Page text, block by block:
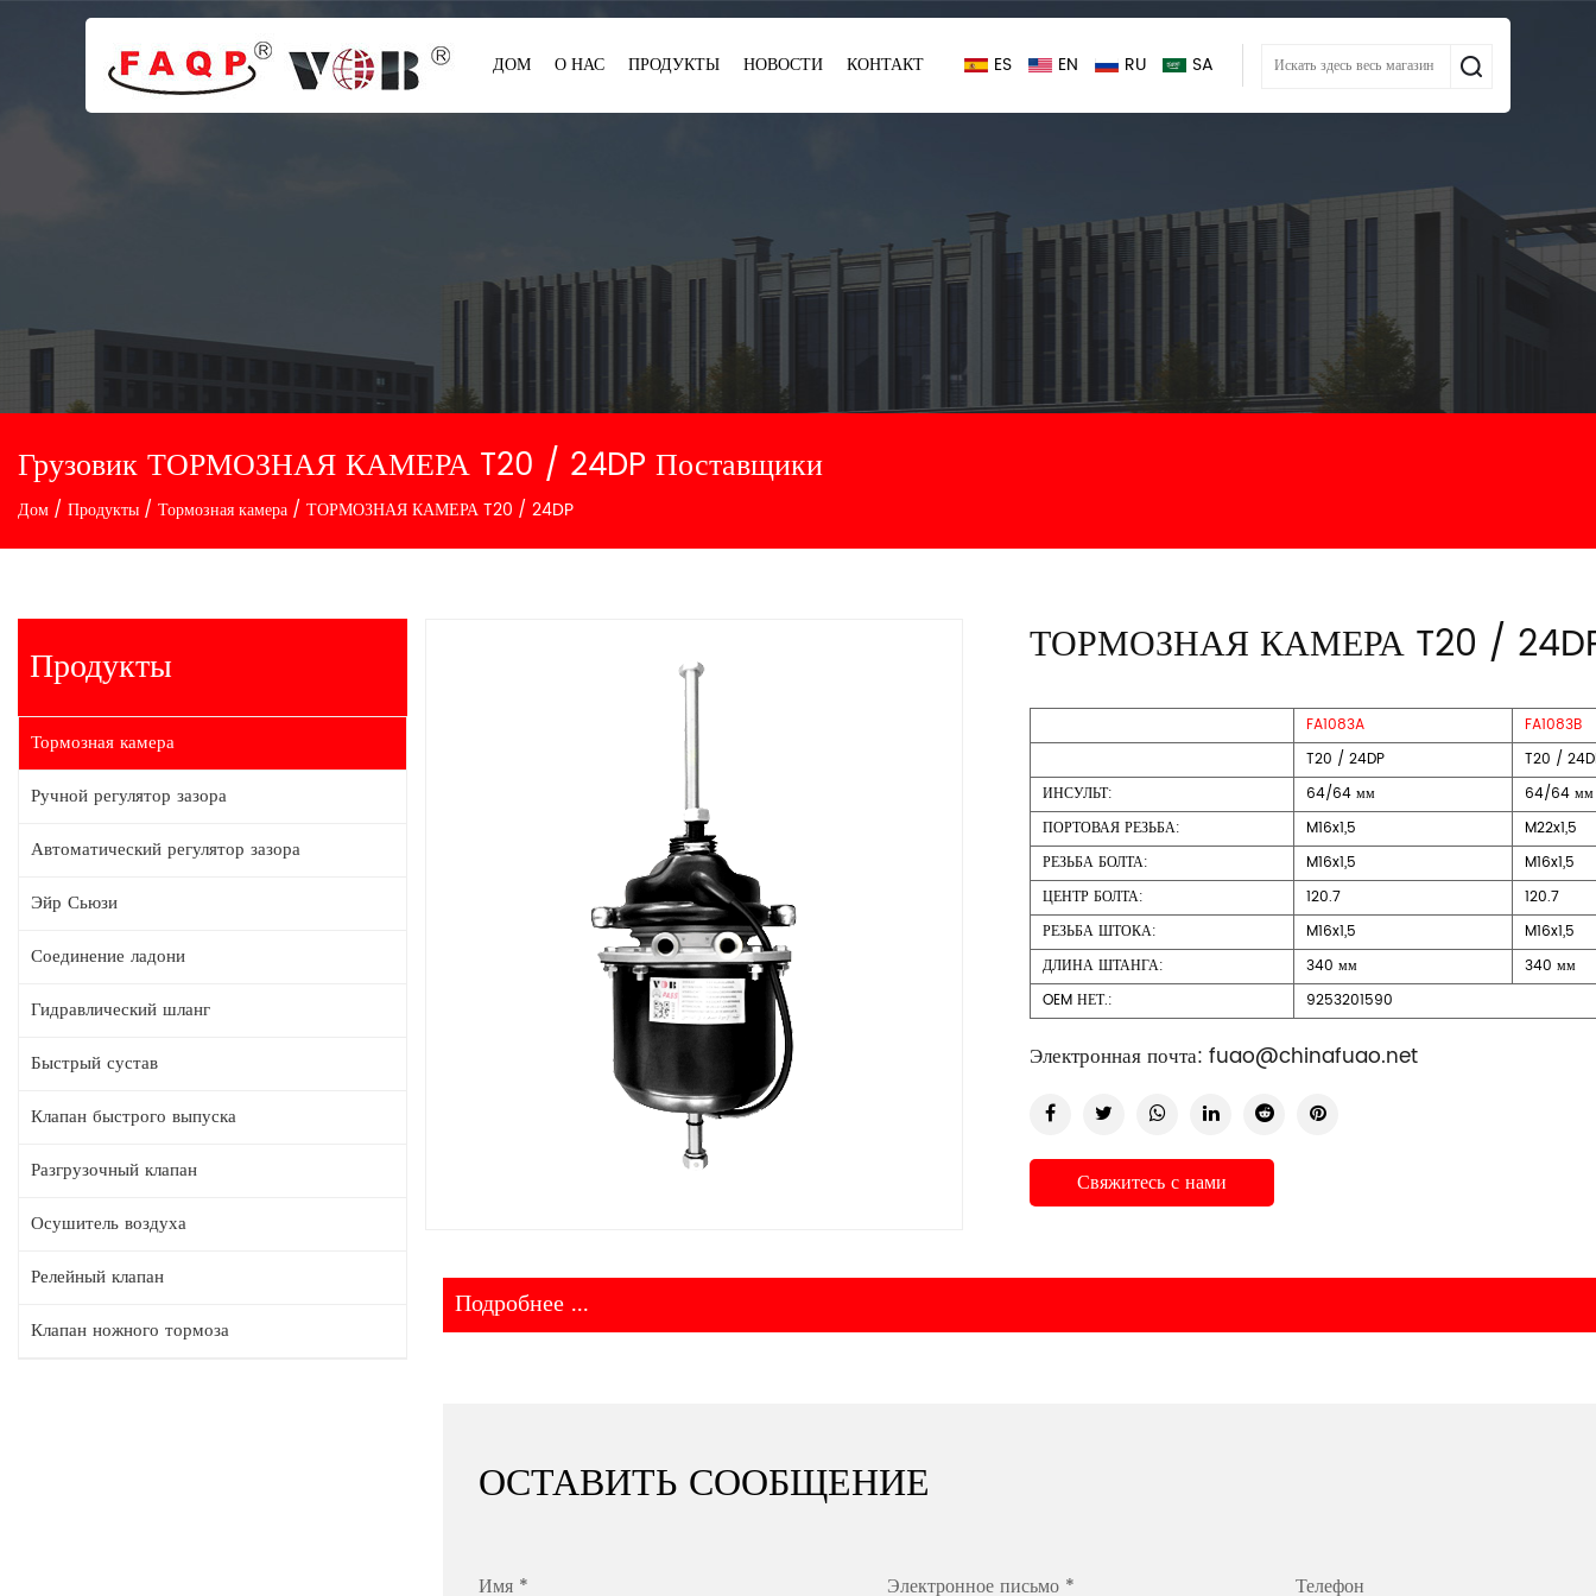
ДОМ О НАС ПРОДУКТЫ НОВОСТИ КОНТАКТ ES EN RU SA
Грузовик ТОРМОЗНАЯ КАМЕРА T20 / 24DP Поставщики
Дом / Продукты / Тормозная камера / ТОРМОЗНАЯ КАМЕРА T20 / 24DP
Продукты
Тормозная камера
Ручной регулятор зазора
Автоматический регулятор зазора
Эйр Сьюзи
Соединение ладони
Гидравлический шланг
Быстрый сустав
Клапан быстрого выпуска
Разгрузочный клапан
Осушитель воздуха
Релейный клапан
Клапан ножного тормоза
ТОРМОЗНАЯ КАМЕРА T20 /
FA1083A
FA1083B
T20 / 24DP
T20 /
ИНСУЛЬТ:
64/64 мм
64/64 мм
ПОРТОВАЯ РЕЗЬБА:
M16x1,5
M22x1,5
РЕЗЬБА БОЛТА:
M16x1,5
M16x1,5
ЦЕНТР БОЛТА:
120.7
120.7
РЕЗЬБА ШТОКА:
M16x1,5
M16x1,5
ДЛИНА ШТАНГА:
340 мм
340 мм
OEM НЕТ.:
9253201590
Электронная почта:fuao@chinafuao.net
Свяжитесь с нами
Подробнее ...
ОСТАВИТЬ СООБЩЕНИЕ
Имя * Электронное письмо * Телефон